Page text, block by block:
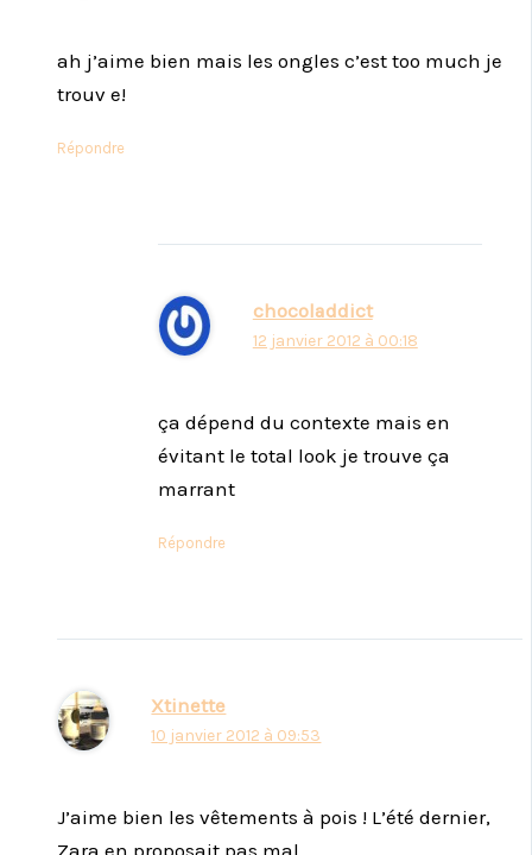
ah j’aime bien mais les ongles c’est too much je
trouv e!
Répondre
chocoladdict
12 janvier 2012 à 00:18
ça dépend du contexte mais en
évitant le total look je trouve ça
marrant
Répondre
Xtinette
10 janvier 2012 à 09:53
J’aime bien les vêtements à pois ! L’été dernier,
Zara en proposait pas mal…